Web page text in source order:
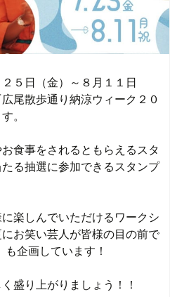
５日（金）～８月１１日
尾散歩通り納涼ウィーク２０
。
食事をされるともらえるスタ
る抽選に参加できるスタンプ
楽しんでいただけるワークシ
お笑い芸人が皆様の目の前で
企画しています！
盛り上がりましょう！！